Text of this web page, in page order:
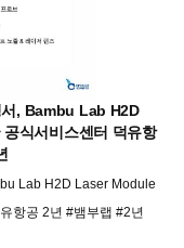
, Bambu Lab H2D
식서비스센터 덕유항
Lab H2D Laser Module
항공 2년 #뱀부랩 #2년